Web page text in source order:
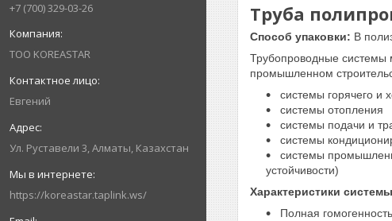
+7 (700) 329-03-26
ТОО KOREASTAR
Евгений
Ул. Руставели 3, Алматы, Казахстан
https://koreastar.taplink.ws/
Труба
Способ упаковки: В
Трубопроводные системы
промышленном
системы горячего и
системы отопления
системы подачи и
системы
системы
устойчивости)
Характеристики
Полная